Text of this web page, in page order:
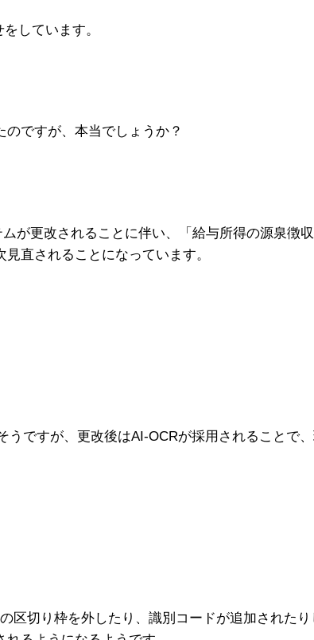
しています。
のですが、本当でしょうか？
が更改されることに伴い、「給与所得の源泉徴
直されることになっています。
うですが、更改後はAI-OCRが採用されることで
区切り枠を外したり、識別コードが追加されたり